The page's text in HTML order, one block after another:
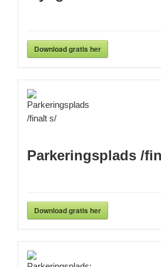
Download gratis her
Parkeringsplads /
Download gratis her